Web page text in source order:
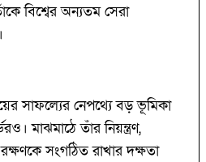
বিশ্বের অন্যতম সেরা
সাফল্যের নেপথ্যে বড় ভূমিকা
মাঝমাঠে তাঁর নিয়ন্ত্রণ,
সংগঠিত রাখার দক্ষতা